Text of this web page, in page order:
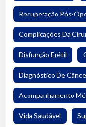
Recuperação Pós-
Complicações Da
Disfunção Erétil
Diagnóstico De
Acompanhamento
Vida Saudável